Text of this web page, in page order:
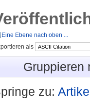
Eine Ebene nach oben ...
als
Gruppieren
zu: